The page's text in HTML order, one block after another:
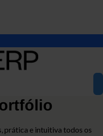
prática e intuitiva todos os